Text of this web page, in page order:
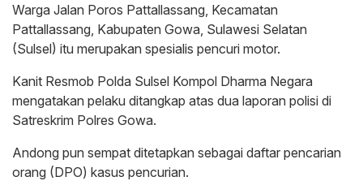
Warga Jalan Poros Pattallassang, Kecamatan
Pattallassang, Kabupaten Gowa, Sulawesi Selatan
(Sulsel) itu merupakan spesialis pencuri motor.
Kanit Resmob Polda Sulsel Kompol Dharma Negara
mengatakan pelaku ditangkap atas dua laporan polisi di
Satreskrim Polres Gowa.
Andong pun sempat ditetapkan sebagai daftar pencarian
orang (DPO) kasus pencurian.